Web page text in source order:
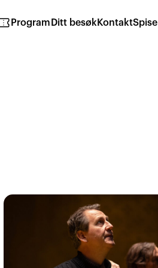
Program Ditt besøkKontaktSpise